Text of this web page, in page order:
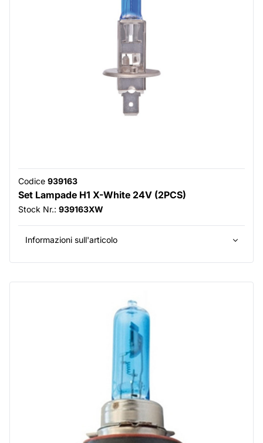
Codice 939163
Set Lampade H1 X-White 24V (2PCS)
Stock Nr.: 939163XW
Informazioni sull'articolo